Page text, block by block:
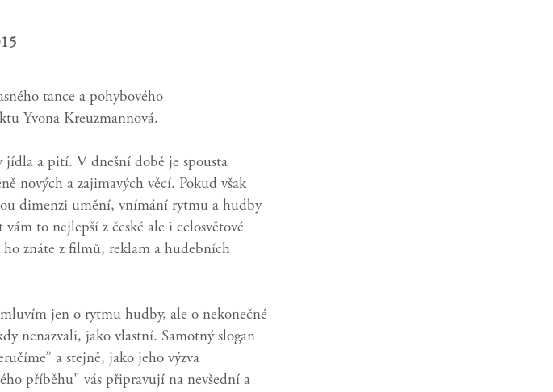
tance a pohybového
Yvona Kreuzmannová.
a pití. V dnešní době je spousta
nových a zajimavých věcí. Pokud však
dimenzi umění, vnímání rytmu a hudby
to nejlepší z české ale i celosvětové
znáte z filmů, reklam a hudebních
jen o rytmu hudby, ale o nekonečné
nenazvali, jako vlastní. Samotný slogan
a stejně, jako jeho výzva
příběhu" vás připravují na nevšední a